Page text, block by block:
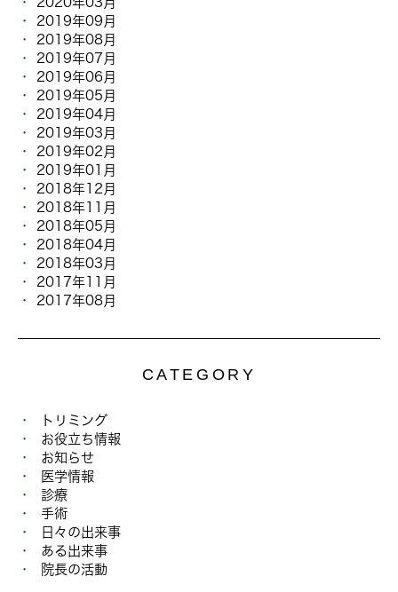
2019年09月
2019年08月
2019年07月
2019年06月
2019年05月
2019年04月
2019年03月
2019年02月
2019年01月
2018年12月
2018年11月
2018年05月
2018年04月
2018年03月
2017年11月
2017年08月
CATEGORY
トリミング
お役立ち情報
お知らせ
医学情報
診療
手術
日々の出来事
ある出来事
院長の活動